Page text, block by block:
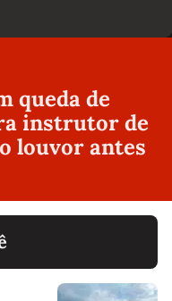
queda de
instrutor de
louvor antes